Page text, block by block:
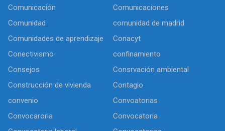
Comunicación
Comunicaciones
Comunidad
comunidad de madrid
Comunidades de aprendizaje
Conacyt
Conectivismo
confinamiento
Consejos
Consrvación ambiental
Construcción de vivienda
Contagio
convenio
Convoatorias
Convocaroria
Convocatoria